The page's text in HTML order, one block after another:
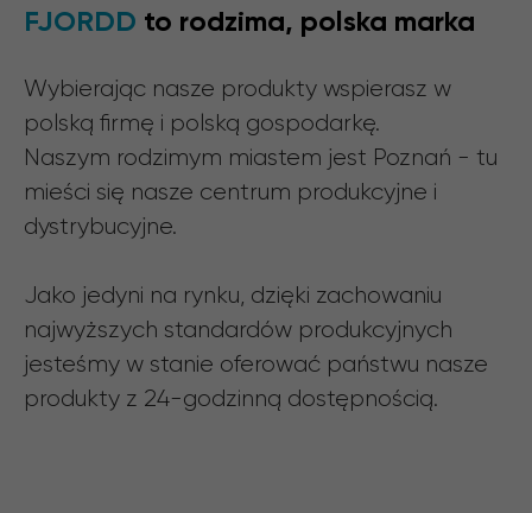
FJORDD to rodzima, polska marka
Wybierając nasze produkty wspierasz w
polską firmę i polską gospodarkę.
Naszym rodzimym miastem jest Poznań - tu
mieści się nasze centrum produkcyjne i
dystrybucyjne.
Jako jedyni na rynku, dzięki zachowaniu
najwyższych standardów produkcyjnych
jesteśmy w stanie oferować państwu nasze
produkty z 24-godzinną dostępnością.